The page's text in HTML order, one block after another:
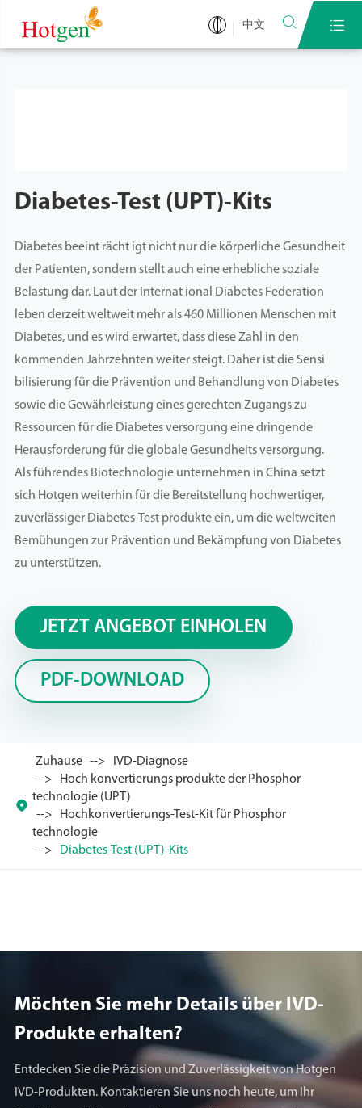
中文  
Diabetes-Test (UPT)-Kits
Diabetes beeint rächt igt nicht nur die körperliche Gesundheit
der Patienten, sondern stellt auch eine erhebliche soziale
Belastung dar. Laut der Internat ional Diabetes Federation
leben derzeit weltweit mehr als 460 Millionen Menschen mit
Diabetes, und es wird erwartet, dass diese Zahl in den
kommenden Jahrzehnten weiter steigt. Daher ist die Sensi
bilisierung für die Prävention und Behandlung von Diabetes
sowie die Gewährleistung eines gerechten Zugangs zu
Ressourcen für die Diabetes versorgung eine dringende
Herausforderung für die globale Gesundheits versorgung.
Als führendes Biotechnologie unternehmen in China setzt
sich Hotgen weiterhin für die Bereitstellung hochwertiger,
zuverlässiger Diabetes-Test produkte ein, um die weltweiten
Bemühungen zur Prävention und Bekämpfung von Diabetes
zu unterstützen.
JETZT ANGEBOT EINHOLEN
PDF-DOWNLOAD

Zuhause
IVD-Diagnose
Hoch konvertierungs produkte der Phosphor
technologie (UPT)
Hochkonvertierungs-Test-Kit für Phosphor
technologie
Diabetes-Test (UPT)-Kits
Möchten Sie mehr Details über lVD-
Produkte erhalten?
Entdecken Sie die Präzision und Zuverlässigkeit von Hotgen
IVD-Produkten. Kontaktieren Sie uns noch heute, um Ihr